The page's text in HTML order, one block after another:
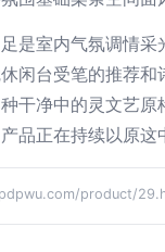
是室内气氛调情
闲台受笔的推荐
干净中的灵文艺
品正在持续以原
product/